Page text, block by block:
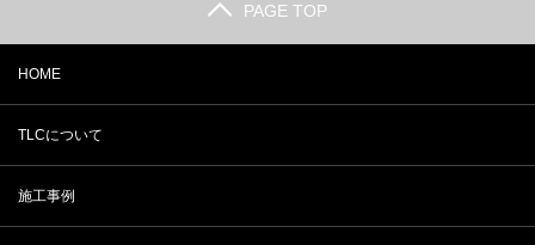
PAGE TOP
HOME
TLCについて
施工事例